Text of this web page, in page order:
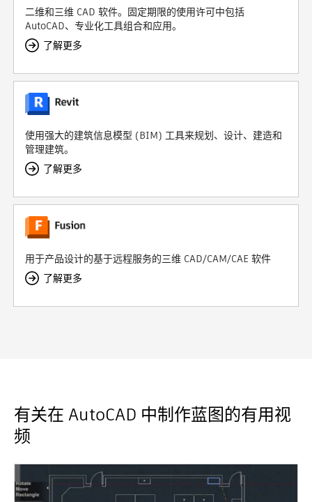
二维和三维 CAD 软件。固定期限的使用许可中包括
AutoCAD、专业化工具组合和应用。
了解更多
使用强大的建筑信息模型 (BIM) 工具来规划、设计、建造和
管理建筑。
了解更多
用于产品设计的基于远程服务的三维 CAD/CAM/CAE 软件
了解更多
有关在 AutoCAD 中制作蓝图的有用视
频